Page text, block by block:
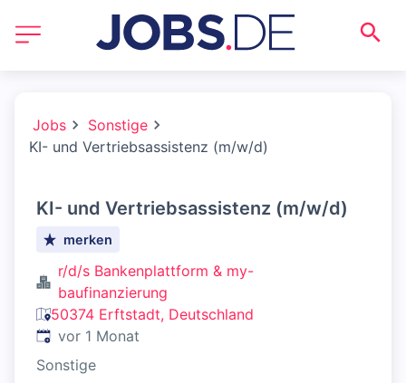
Jobs
Sonstige
KI- und Vertriebsassistenz (m/w/d)
KI- und Vertriebsassistenz (m/w/d)
merken
r/d/s Bankenplattform & my-
baufinanzierung
50374 Erftstadt, Deutschland
Veröffentlicht:
vor 1 Monat
Sonstige